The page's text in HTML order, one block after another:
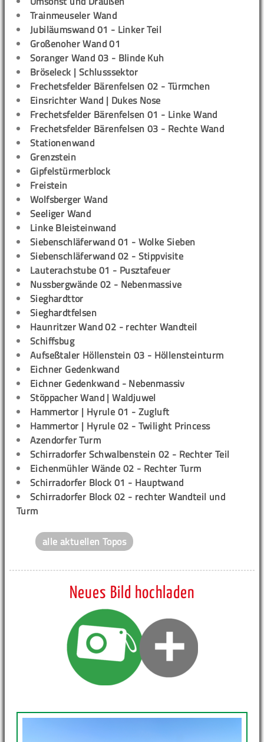
Trainmeuseler Wand
Jubiläumswand 01 - Linker Teil
Großenoher Wand 01
Soranger Wand 03 - Blinde Kuh
Bröseleck | Schlusssektor
Frechetsfelder Bärenfelsen 02 - Türmchen
Einsrichter Wand | Dukes Nose
Frechetsfelder Bärenfelsen 01 - Linke Wand
Frechetsfelder Bärenfelsen 03 - Rechte Wand
Stationenwand
Grenzstein
Gipfelstürmerblock
Freistein
Wolfsberger Wand
Seeliger Wand
Linke Bleisteinwand
Siebenschläferwand 01 - Wolke Sieben
Siebenschläferwand 02 - Stippvisite
Lauterachstube 01 - Pusztafeuer
Nussbergwände 02 - Nebenmassive
Sieghardttor
Sieghardtfelsen
Haunritzer Wand 02 - rechter Wandteil
Schiffsbug
Aufseßtaler Höllenstein 03 - Höllensteinturm
Eichner Gedenkwand
Eichner Gedenkwand - Nebenmassiv
Stöppacher Wand | Waldjuwel
Hammertor | Hyrule 01 - Zugluft
Hammertor | Hyrule 02 - Twilight Princess
Azendorfer Turm
Schirradorfer Schwalbenstein 02 - Rechter Teil
Eichenmühler Wände 02 - Rechter Turm
Schirradorfer Block 01 - Hauptwand
Schirradorfer Block 02 - rechter Wandteil und
Turm
alle aktuellen Topos
Neues Bild hochladen